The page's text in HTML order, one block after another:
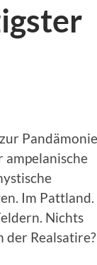
ampelanische
Im Pattland.
Nichts
der Realsatire?